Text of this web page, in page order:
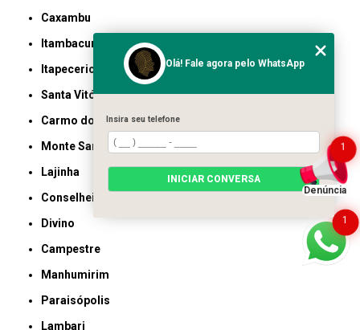
Caxambu
Itambacuri
Itapecerica
Santa Vitória
Carmo do Rio Claro
Monte Santo de Minas
Lajinha
Conselheiro Pena
Divino
Campestre
Manhumirim
Paraisópolis
Lambari
1
Olá! Fale agora pelo WhatsApp
Insira seu telefone
INICIAR CONVERSA
1
Denúncia